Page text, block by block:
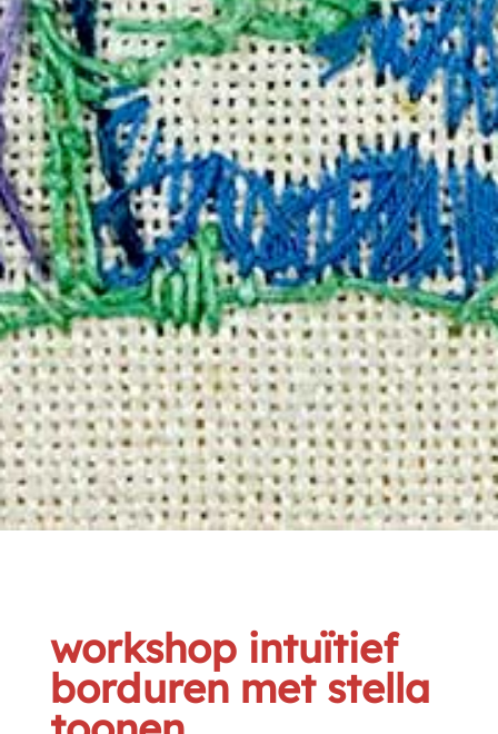
workshop intuïtief
borduren met stella